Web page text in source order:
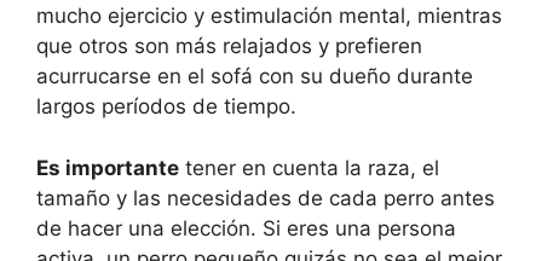
mucho ejercicio y estimulación mental, mientras
que otros son más relajados y prefieren
acurrucarse en el sofá con su dueño durante
largos períodos de tiempo.
Es importante tener en cuenta la raza, el
tamaño y las necesidades de cada perro antes
de hacer una elección. Si eres una persona